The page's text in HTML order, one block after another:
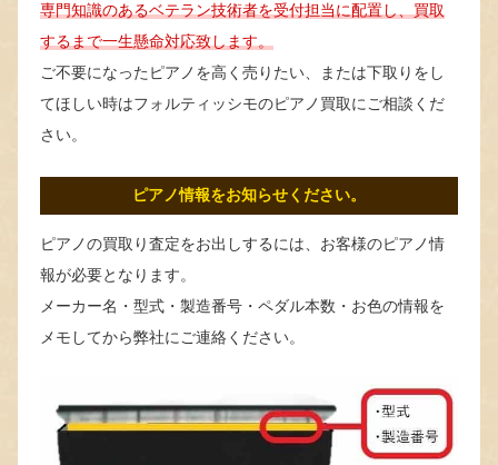
専門知識のあるベテラン技術者を受付担当に配置し、買取
するまで一生懸命対応致します。
ご不要になったピアノを高く売りたい、または下取りをし
てほしい時はフォルティッシモのピアノ買取にご相談くだ
さい。
ピアノ情報をお知らせください。
ピアノの買取り査定をお出しするには、お客様のピアノ情
報が必要となります。
メーカー名・型式・製造番号・ペダル本数・お色の情報を
メモしてから弊社にご連絡ください。